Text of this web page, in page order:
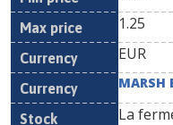
1.25
EUR
MARSH
La